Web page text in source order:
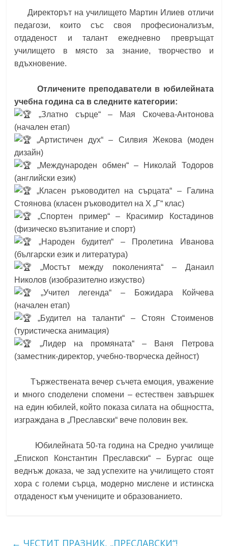
Директорът на училището Мартин Илиев отличи
педагози, които със своя професионализъм,
отдаденост и талант ежедневно превръщат
училището в място за знание, творчество и
вдъхновение.
Отличените преподаватели в юбилейната
учебна година са в следните категории:
„Златно сърце“ – Мая Скочева-Антонова
(начален етап)
„Артистичен дух“ – Силвия Жекова (моден
дизайн)
„Международен обмен“ – Николай Тодоров
(английски език)
„Класен ръководител на сърцата“ – Галина
Стоянова (класен ръководител на X „Г“ клас)
„Спортен пример“ – Красимир Костадинов
(физическо възпитание и спорт)
„Народен будител“ – Пролетина Иванова
(български език и литература)
„Мостът между поколенията“ – Данаил
Николов (изобразително изкуство)
„Учител легенда“ – Божидара Койчева
(начален етап)
„Будител на таланти“ – Стоян Стоименов
(туристическа анимация)
„Лидер на промяната“ – Ваня Петрова
(заместник-директор, учебно-творческа дейност)
Тържествената вечер съчета емоция, уважение
и много споделени спомени – естествен завършек
на един юбилей, който показа силата на общността,
изграждана в „Преславски“ вече половин век.
Юбилейната 50-та година наСредно училище
„Епископ Константин Преславски“ – Бургасоще
веднъж доказа, че зад успехите на училището стоят
хора с големи сърца, модерно мислене и истинска
отдаденост към учениците и образованието.
← ЧЕСТИТ ПРАЗНИК, „ПРЕСЛАВСКИ“!